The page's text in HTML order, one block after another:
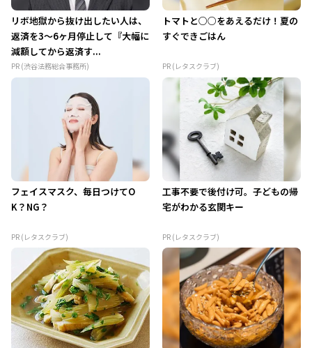
リボ地獄から抜け出したい人は、
返済を3～6ヶ月停止して『大幅に
減額してから返済す...
PR (渋谷法務総合事務所)
トマトと○○をあえるだけ！夏の
すぐできごはん
PR (レタスクラブ)
フェイスマスク、毎日つけてO
K？NG？
PR (レタスクラブ)
工事不要で後付け可。子どもの帰
宅がわかる玄関キー
PR (レタスクラブ)